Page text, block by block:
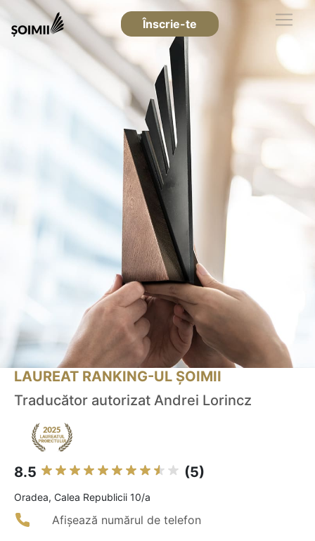
Înscrie-te
LAUREAT RANKING-UL ȘOIMII
Traducător autorizat Andrei Lorincz
8.5 (5)
Oradea, Calea Republicii 10/a
Afișează numărul de telefon